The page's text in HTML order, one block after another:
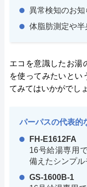
異常検知のお知
体脂肪測定や半
エコを意識したお湯
を使ってみたいとい
てみてはいかがでし
パーパスの代表的
FH-E1612FA
16号給湯専用
備えたシンプル
GS-1600B-1